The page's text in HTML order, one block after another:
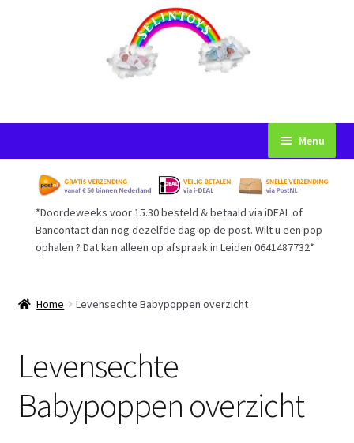
naar
navigatie
inhoud
Menu
Startpagina
Voorwaarden
Afrekenen
*Doordeweeks voor 15.30 besteld & betaald via iDEAL of
Bancontact dan nog dezelfde dag op de post. Wilt u een pop
ophalen ? Dat kan alleen op afspraak in Leiden 0641487732*
Home Levensechte Babypoppen overzicht
Levensechte
Babypoppen overzicht